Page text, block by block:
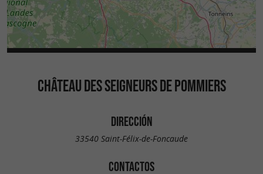
CHÂTEAU DES SEIGNEURS DE POMMIERS
DIRECCIÓN
33540 Saint-Félix-de-Foncaude
CONTACTOS